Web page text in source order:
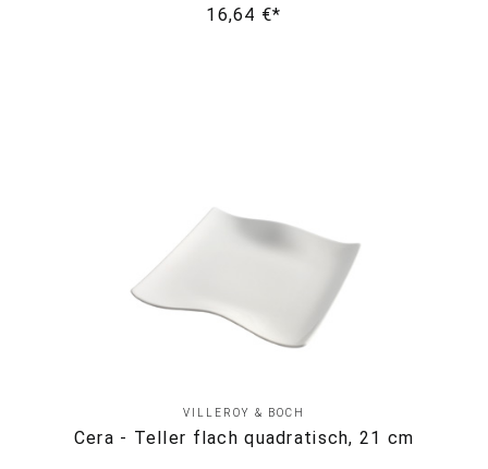
16,64 €*
VILLEROY & BOCH
Cera - Teller flach quadratisch, 21 cm